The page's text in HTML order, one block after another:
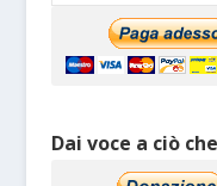
Dai voce a ciò